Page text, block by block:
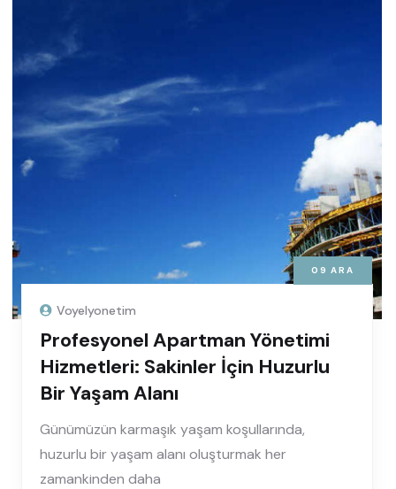
09 ARA
Voyelyonetim
Profesyonel Apartman Yönetimi
Hizmetleri: Sakinler İçin Huzurlu
Bir Yaşam Alanı
Günümüzün karmaşık yaşam koşullarında,
huzurlu bir yaşam alanı oluşturmak her
zamankinden daha